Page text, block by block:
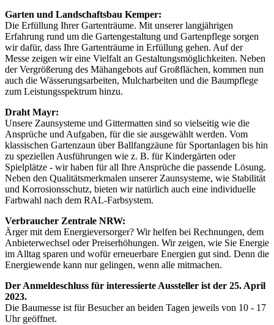
Garten und Landschaftsbau Kemper:
Die Erfüllung Ihrer Gartenträume. Mit unserer langjährigen
Erfahrung rund um die Gartengestaltung und Gartenpflege sorgen
wir dafür, dass Ihre Gartenträume in Erfüllung gehen. Auf der
Messe zeigen wir eine Vielfalt an Gestaltungsmöglichkeiten. Neben
der Vergrößerung des Mähangebots auf Großflächen, kommen nun
auch die Wässerungsarbeiten, Mulcharbeiten und die Baumpflege
zum Leistungsspektrum hinzu.
Draht Mayr:
Unsere Zaunsysteme und Gittermatten sind so vielseitig wie die
Ansprüche und Aufgaben, für die sie ausgewählt werden. Vom
klassischen Gartenzaun über Ballfangzäune für Sportanlagen bis hin
zu speziellen Ausführungen wie z. B. für Kindergärten oder
Spielplätze - wir haben für all Ihre Ansprüche die passende Lösung.
Neben den Qualitätsmerkmalen unserer Zaunsysteme, wie Stabilität
und Korrosionsschutz, bieten wir natürlich auch eine individuelle
Farbwahl nach dem RAL-Farbsystem.
Verbraucher Zentrale NRW:
Ärger mit dem Energieversorger? Wir helfen bei Rechnungen, dem
Anbieterwechsel oder Preiserhöhungen. Wir zeigen, wie Sie Energie
im Alltag sparen und wofür erneuerbare Energien gut sind. Denn die
Energiewende kann nur gelingen, wenn alle mitmachen.
Der Anmeldeschluss für interessierte Aussteller ist der 25. April
2023.
Die Baumesse ist für Besucher an beiden Tagen jeweils von 10 - 17
Uhr geöffnet.